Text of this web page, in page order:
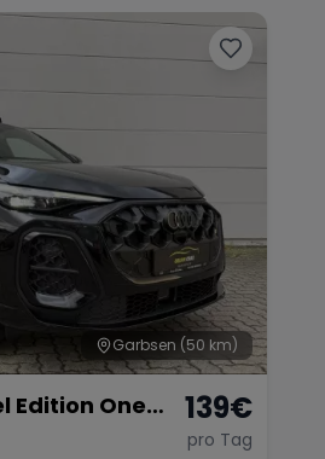
Garbsen (50 km)
Edition One
139€
pro Tag